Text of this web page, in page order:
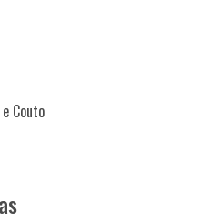
Couto